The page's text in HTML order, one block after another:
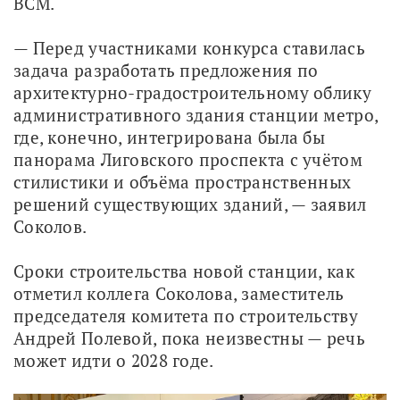
— Перед участниками конкурса ставилась
задача разработать предложения по
архитектурно-градостроительному облику
административного здания станции метро,
где, конечно, интегрирована была бы
панорама Лиговского проспекта с учётом
стилистики и объёма пространственных
решений существующих зданий, — заявил
Соколов.
Сроки строительства новой станции, как
отметил коллега Соколова, заместитель
председателя комитета по строительству
Андрей Полевой, пока неизвестны — речь
может идти о 2028 годе.